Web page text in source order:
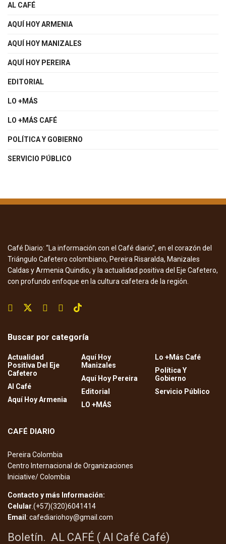
AL CAFÉ
AQUÍ HOY ARMENIA
AQUÍ HOY MANIZALES
AQUÍ HOY PEREIRA
EDITORIAL
LO +MÁS
LO +MÁS CAFÉ
POLÍTICA Y GOBIERNO
SERVICIO PÚBLICO
Café Diario: “La información con el Café diario”, en el corazón del
Triángulo Cafetero colombiano, Pereira Risaralda, Manizales
Caldas y Armenia Quindio, y la actualidad positiva del Eje Cafetero,
con profundo enfoque en la cultura cafetera de la región.
Buscar por categoría
Actualidad
Positiva Del Eje
Cafetero
Al Café
Aquí Hoy Armenia
Aquí Hoy
Manizales
Aquí Hoy Pereira
Editorial
LO +MÁS
Lo +Más Café
Política Y
Gobierno
Servicio Público
CAFÉ DIARIO
Pereira Colombia
Centro Internacional de Organizaciones
Iniciative/ Colombia
Contacto y más Información:
Celular .(+57)(320)6041414
Email: cafediariohoy@gmail.com
Boletín. AL CAFÉ ( Al Café Café)